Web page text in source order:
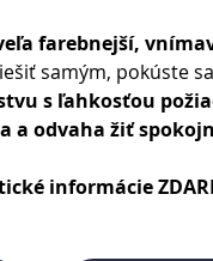
farebnejší,
samým, pokúste
s ľahkosťou
a odvaha žiť
informácie